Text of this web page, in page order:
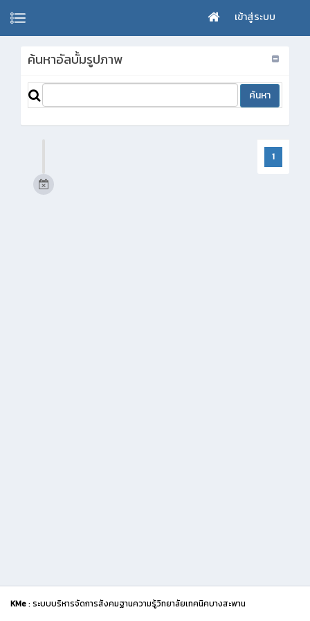
เข้าสู่ระบบ
ค้นหาอัลบั้มรูปภาพ
1
KMe: ระบบบริหารจัดการสังคมฐานความรู้วิทยาลัยเทคนิคบางสะพาน